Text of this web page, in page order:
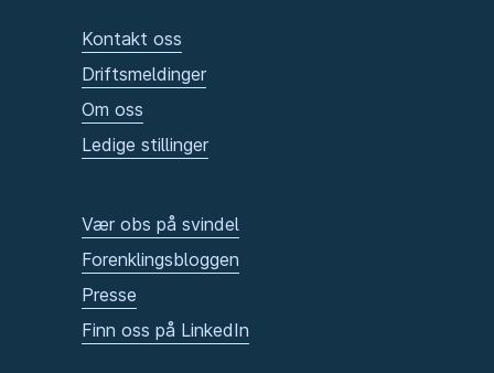
Kontakt oss
Driftsmeldinger
Om oss
Ledige stillinger
Vær obs på svindel
Forenklingsbloggen
Presse
Finn oss på LinkedIn